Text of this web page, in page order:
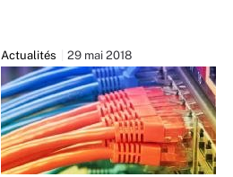
Actualités 29 mai 2018